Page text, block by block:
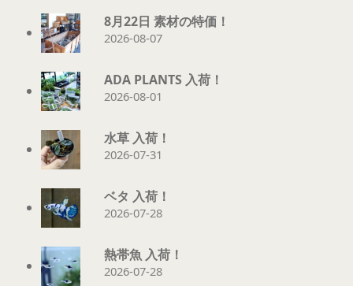
8月22日 素材の特価！
2026-08-07
ADA PLANTS 入荷！
2026-08-01
水草 入荷！
2026-07-31
ベタ 入荷！
2026-07-28
熱帯魚 入荷！
2026-07-28